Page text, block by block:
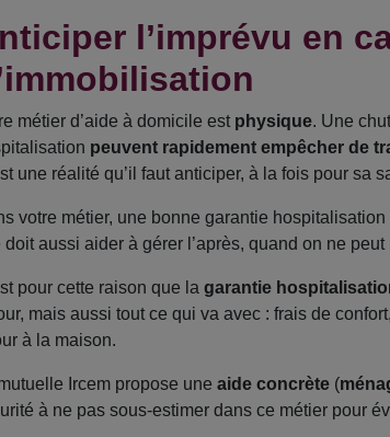
l’imprévu en
métier d’aide à domicile est physique. Une
peuvent rapidement empêcher de
une réalité qu’il faut anticiper, à la fois pour sa
votre métier, une bonne garantie
doit aussi aider à gérer l’après, quand on ne
pour cette raison que la garantie
mais aussi tout ce qui va avec : frais de
à la maison.
Ircem propose une aide concrète(
à ne pas sous-estimer dans ce métier pour